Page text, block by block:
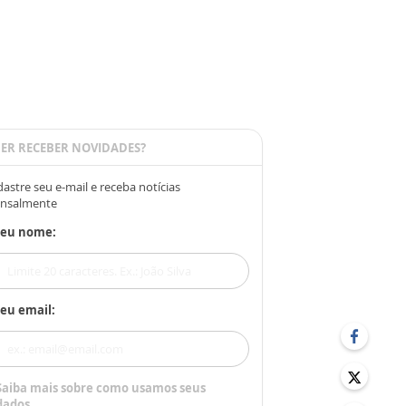
RECEBER NOVIDADES?
seu e-mail e receba notícias
nome:
email:
mais sobre como usamos seus